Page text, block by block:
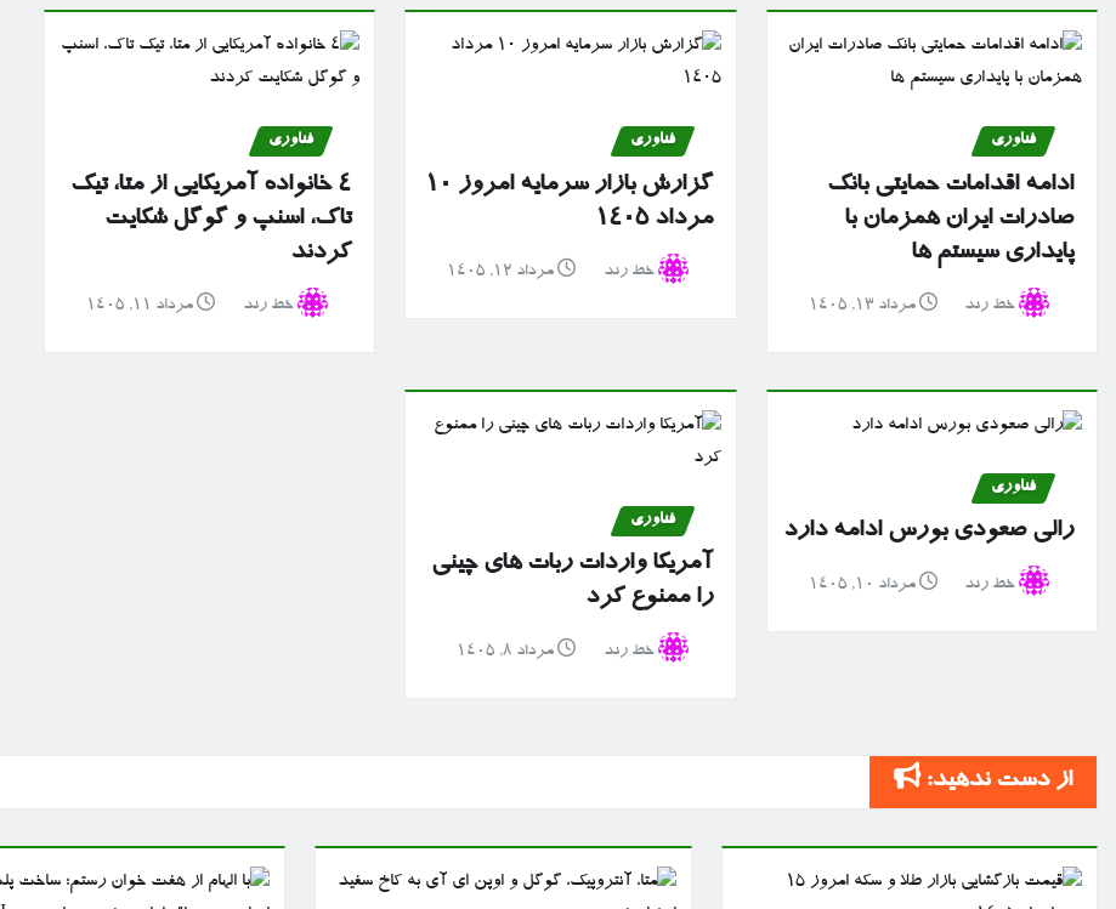
فناوری
ادامه اقدامات حمایتی بانک
صادرات ایران همزمان با
پایداری سیستم ها
خط رند مرداد ۱۳, ۱۴۰۵
فناوری
گزارش بازار سرمایه امروز ۱۰
مرداد ۱۴۰۵
خط رند مرداد ۱۲, ۱۴۰۵
فناوری
۴ خانواده آمریکایی از متا، تیک
تاک، اسنپ و گوگل شکایت
کردند
خط رند مرداد ۱۱, ۱۴۰۵
فناوری
رالی صعودی بورس ادامه دارد
خط رند مرداد ۱۰, ۱۴۰۵
فناوری
آمریکا واردات ربات های چینی
را ممنوع کرد
خط رند مرداد ۸, ۱۴۰۵
از دست ندهید: